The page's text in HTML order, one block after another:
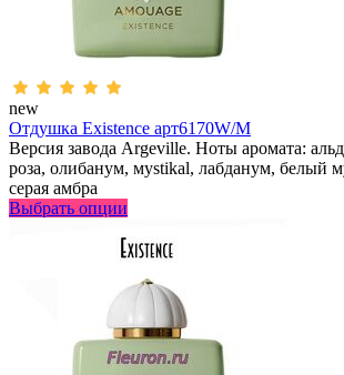
new
Отдушка Existence арт6170W/M
Версия завода Argeville. Ноты аромата:
роза, олибанум, мystikal, лабданум, белый
серая амбра
Выбрать опции